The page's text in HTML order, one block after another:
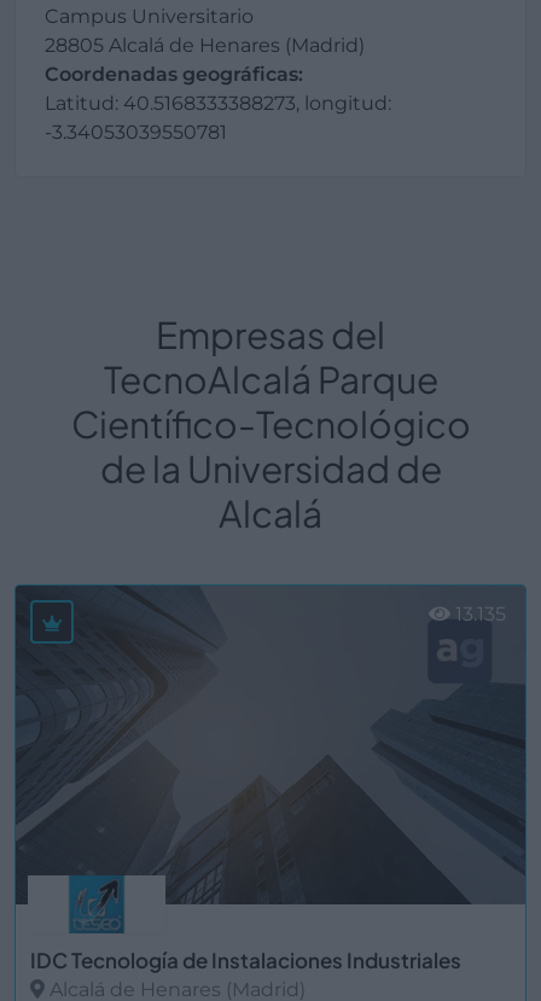
Campus Universitario
28805 Alcalá de Henares (Madrid)
Coordenadas geográficas:
Latitud: 40.5168333388273, longitud:
-3.34053039550781
Empresas del
TecnoAlcalá Parque
Científico-Tecnológico
de la Universidad de
Alcalá
IDC Tecnología de Instalaciones Industriales
Alcalá de Henares (Madrid)
13.135